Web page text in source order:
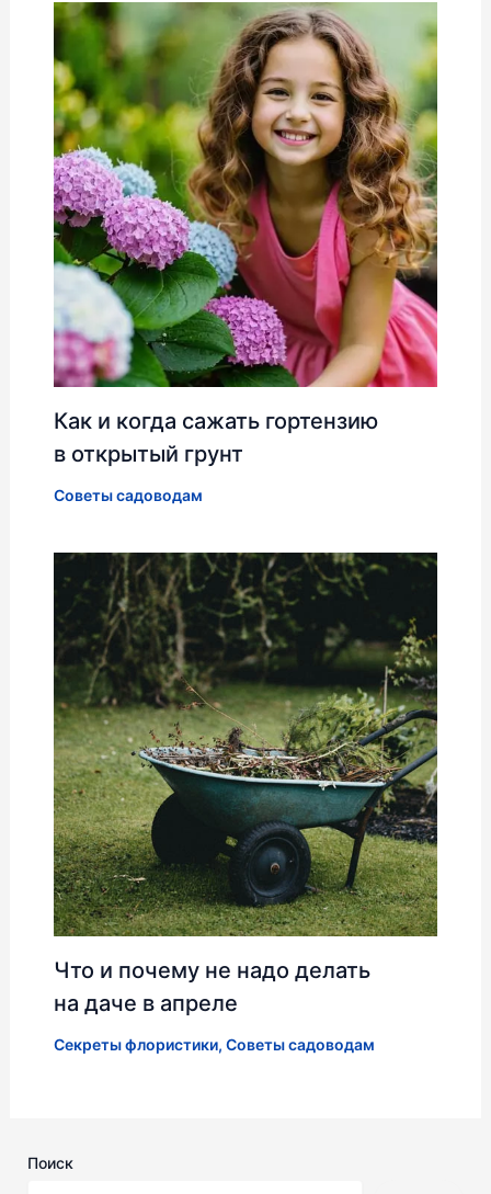
Как и когда сажать гортензию
в открытый грунт
Советы садоводам
Что и почему не надо делать
на даче в апреле
Секреты флористики, Советы садоводам
Поиск